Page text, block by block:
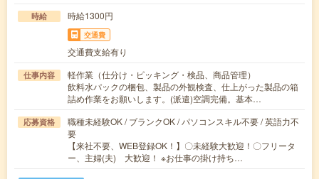
時給 時給1300円
交通費
交通費支給有り
仕事内容
軽作業（仕分け・ピッキング・検品、商品管理）
飲料水パックの梱包、製品の外観検査、仕上がった製品の箱
詰め作業をお願いします。(派遣)空調完備。基本…
応募資格
職種未経験OK / ブランクOK / パソコンスキル不要 / 英語力不
要
【来社不要、WEB登録OK！】〇未経験大歓迎！〇フリータ
ー、主婦(夫) 大歓迎！ ※お仕事の掛け持ち…